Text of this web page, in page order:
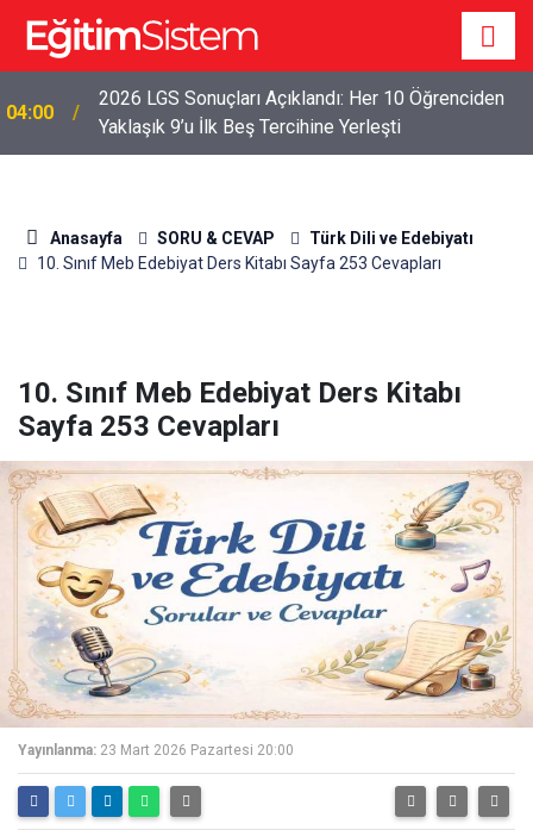
04:00
2026 LGS Sonuçları Açıklandı: Her 10 Öğrenciden
Yaklaşık 9’u İlk Beş Tercihine Yerleşti
Anasayfa SORU & CEVAP
Türk Dili ve Edebiyatı
10. Sınıf Meb Edebiyat Ders Kitabı Sayfa 253 Cevapları
10. Sınıf Meb Edebiyat Ders Kitabı
Sayfa 253 Cevapları
Yayınlanma: 23 Mart 2026 Pazartesi 20:00